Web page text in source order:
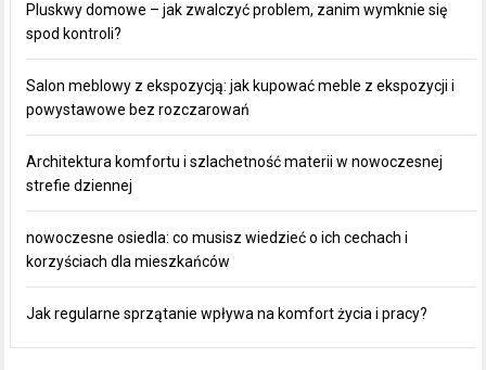
Pluskwy domowe – jak zwalczyć problem, zanim wymknie się
spod kontroli?
Salon meblowy z ekspozycją: jak kupować meble z ekspozycji i
powystawowe bez rozczarowań
Architektura komfortu i szlachetność materii w nowoczesnej
strefie dziennej
nowoczesne osiedla: co musisz wiedzieć o ich cechach i
korzyściach dla mieszkańców
Jak regularne sprzątanie wpływa na komfort życia i pracy?